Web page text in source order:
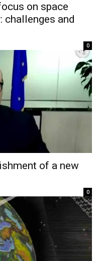
on space
challenges and
0
of a new
0